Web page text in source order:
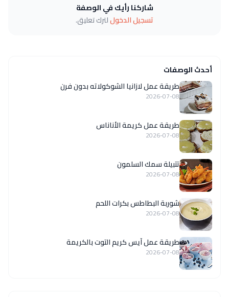
شاركنا رأيك في الوصفة
تسجيل الدخوللترك تعليق.
أحدث الوصفات
طريقة عمل لازانيا الشوكولاته بدون فرن
2026-07-08
طريقة عمل كريمة الأناناس
2026-07-08
تتبيلة سمك السلمون
2026-07-08
شوربة البطاطس بكرات اللحم
2026-07-08
طريقة عمل آيس كريم التوت بالكريمة
2026-07-08